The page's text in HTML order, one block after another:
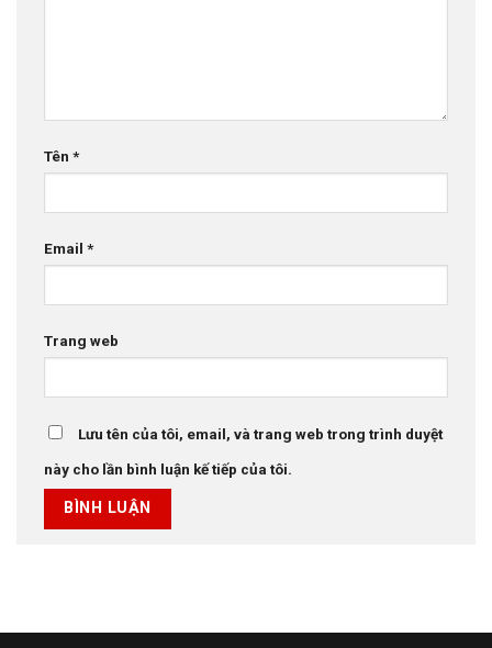
Tên *
Email *
Trang web
Lưu tên của tôi, email, và trang web trong trình duyệt
này cho lần bình luận kế tiếp của tôi.